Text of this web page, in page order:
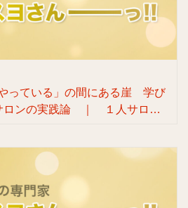
っている」の間にある崖 学び
ロンの実践論 ｜ １人サロン